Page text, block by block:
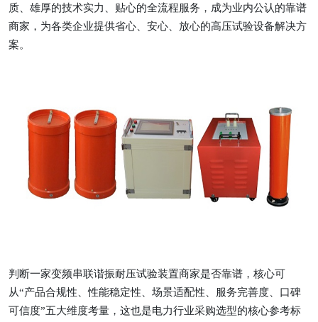
质、雄厚的技术实力、贴心的全流程服务，成为业内公认的靠谱
商家，为各类企业提供省心、安心、放心的高压试验设备解决方
案。
判断一家变频串联谐振耐压试验装置商家是否靠谱，核心可
从“产品合规性、性能稳定性、场景适配性、服务完善度、口碑
可信度”五大维度考量，这也是电力行业采购选型的核心参考标